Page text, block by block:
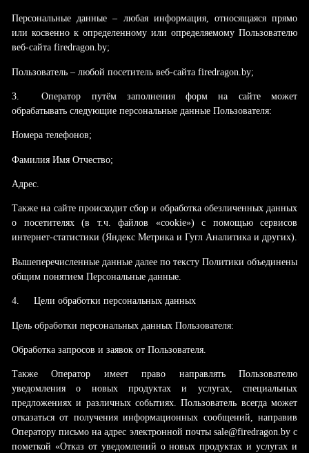
Персональные данные – любая информация, относящаяся прямо
или косвенно к определенному или определяемому Пользователю
веб-сайта firedragon.by;
Пользователь – любой посетитель веб-сайта firedragon.by;
3.
Оператор путём заполнения форм на сайте может
обрабатывать следующие персональные данные Пользователя:
Номера телефонов;
Фамилия Имя Отчество;
Адрес.
Также на сайте происходит сбор и обработка обезличенных данных
о посетителях (в т.ч. файлов «cookie») с помощью сервисов
интернет-статистики (Яндекс Метрика и Гугл Аналитика и других).
Вышеперечисленные данные далее по тексту Политики объединены
общим понятием Персональные данные.
4. Цели обработки персональных данных
Цель обработки персональных данных Пользователя:
Обработка запросов и заявок от Пользователя.
Также Оператор имеет право направлять Пользователю
уведомления о новых продуктах и услугах, специальных
предложениях и различных событиях. Пользователь всегда может
отказаться от получения информационных сообщений, направив
Оператору письмо на адрес электронной почты sale@firedragon.by с
пометкой «Отказ от уведомлений о новых продуктах и услугах и